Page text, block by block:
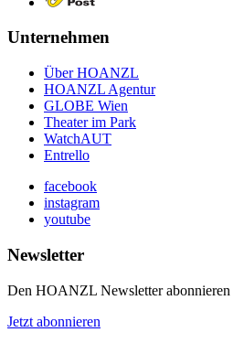
Unternehmen
Über HOANZL
HOANZL Agentur
GLOBE Wien
Theater im Park
WatchAUT
Entrello
facebook
instagram
youtube
Newsletter
Den HOANZL Newsletter abonnieren
Jetzt abonnieren